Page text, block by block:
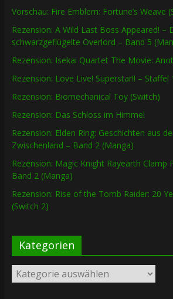
Vorschau: Fire Emblem: Fortune’s Weave
Rezension: A Wild Last Boss Appeared! –
schwarzgeflügelte Overlord – Band 5
Rezension: Isekai Quartet The Movie:
Rezension: Love Live! Superstar!! – Staffel
Rezension: Biomechanical Toy (Switch)
Rezension: Das Schloss im Himmel
Rezension: Elden Ring: Geschichten aus
Zwischenland – Band 2 (Manga)
Rezension: Magic Knight Rayearth Clamp
Band 2 (Manga)
Rezension: Rise of the Tomb Raider: 20
(Switch 2)
Kategorien
Kategorien